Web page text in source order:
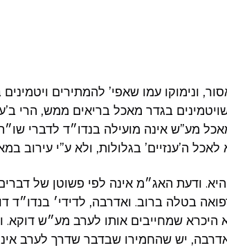
ונימוקו עמו שאפי’ להמתירים
בגדר מאכל בריאים ממש, הרי
מע”ש אינה מועילה בנדו״ד לדברי שו״ת
ה’ענזיים’ בגלולות, ולא ע”י עירוב
ודעת האג״מ אינה לפי פשוטן של
בטלה ברוב. ואדרבה, לדידי׳ בנדו״ד
היכרא שמחייבים אותו לערב מע״ש
יש שהחמירו שבדבר שדרך לערב